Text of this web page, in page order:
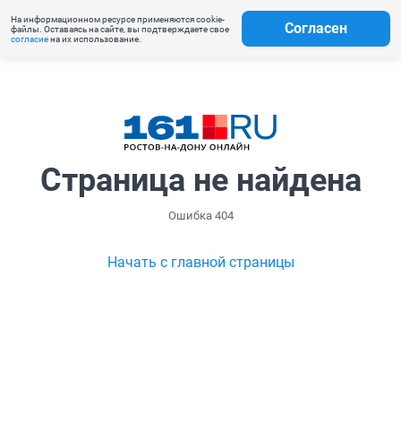
На информационном ресурсе применяются cookie-
файлы. Оставаясь на сайте, вы подтверждаете свое
согласиена их использование.
Согласен
Страница не найдена
Ошибка 404
Начать с главной страницы